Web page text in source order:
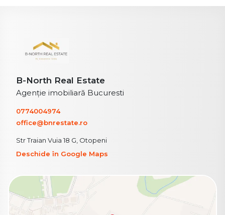
B-North Real Estate
Agenție imobiliară Bucuresti
0774004974
office@bnrestate.ro
Str Traian Vuia 18 G, Otopeni
Deschide în Google Maps